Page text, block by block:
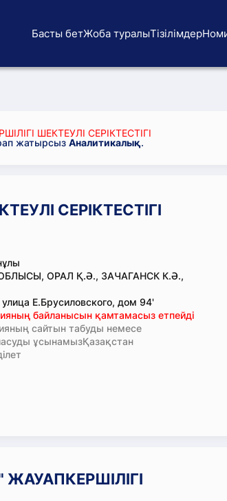
Басты бетЖоба туралыТізілімдер
ШЕКТЕУЛІ СЕРІКТЕСТІГІ
жатырсыз Аналитикалық.
СЕРІКТЕСТІГІ
ОРАЛ Қ.Ә., ЗАЧАГАНСК К.Ә.,
Е.Брусиловского, дом 94'
байланысын қамтамасыз етпейді
сайтын табуды немесе
ұсынамызҚазақстан
ЖАУАПКЕРШІЛІГІ